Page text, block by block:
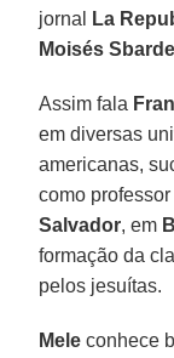
jornal
La
Moisés
Assim fala
em diversas
americanas,
como
Salvador, em
formação da
pelos jesuítas.
Mele conhece